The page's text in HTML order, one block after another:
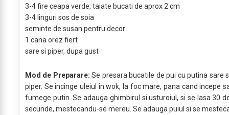
3-4 fire ceapa verde, taiate bucati de aprox 2 cm
3-4 linguri sos de soia
seminte de susan pentru decor
1 cana orez fiert
sare si piper, dupa gust
Mod de Preparare:Se presara bucatile de pui cu putina sare
piper. Se incinge uleiul in wok, la foc mare, pana cand incepe
fumege putin. Se adauga ghimbirul si usturoiul, si se lasa 30
secunde, mestecandu-se mereu. Se adauga puiul si se